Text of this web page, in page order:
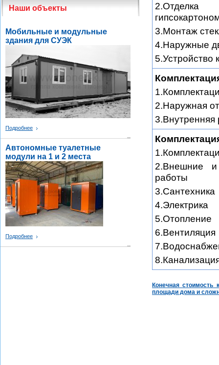
3.Монтаж
4.Наружные
5.Устройство
2.Наружная
3.Внутренняя
2.Внешние и
работы
3.Сантехника
4.Электрика
5.Отопление
6.Вентиляция
Конечная стоимость
площади дома и
Наши объекты
Мобильные и модульные
здания для СУЭК
Подробнее
Автономные туалетные
модули на 1 и 2 места
Подробнее